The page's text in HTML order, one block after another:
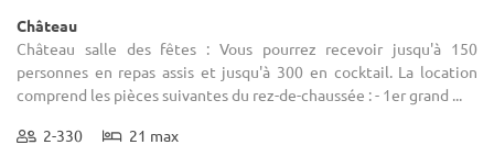
Château
Château salle des fêtes : Vous pourrez recevoir jusqu'à 150
personnes en repas assis et jusqu'à 300 en cocktail. La location
comprend les pièces suivantes du rez-de-chaussée : - 1er grand ...
2-330 21 max